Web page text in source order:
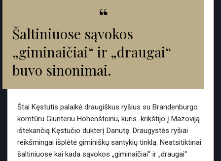
“
Šaltiniuose sąvokos
„giminaičiai“ ir „draugai“
buvo sinonimai.
Štai Kęstutis palaikė draugiškus ryšius su Brandenburgo
komtūru Giunteriu Hohenšteinu, kuris krikštijo į Mazoviją
ištekančią Kęstučio dukterį Danutę. Draugystės ryšiai
reikšmingai išplėtė giminiškų santykių tinklą. Neatsitiktinai
šaltiniuose kai kada sąvokos „giminaičiai“ ir „draugai“